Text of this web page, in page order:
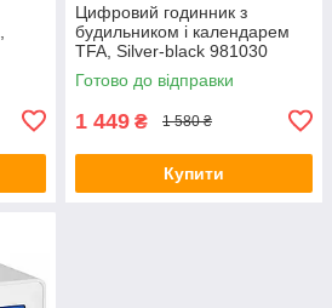
Цифровий годинник з
будильником і календарем
TFA, Silver-black 981030
Готово до відправки
1 449 ₴ 1 580 ₴
Купити